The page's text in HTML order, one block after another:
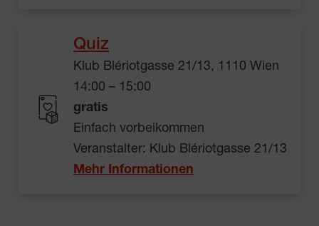
Quiz
Klub Blériotgasse 21/13, 1110 Wien
14:00 – 15:00
gratis
Einfach vorbeikommen
Veranstalter: Klub Blériotgasse 21/13
Mehr Informationen